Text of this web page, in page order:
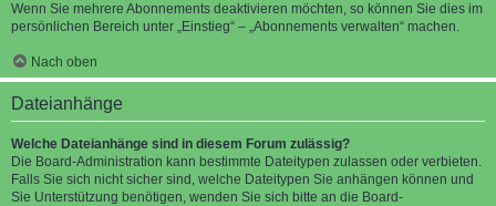
Wenn Sie mehrere Abonnements deaktivieren möchten, so können Sie dies im
persönlichen Bereich unter „Einstieg“ – „Abonnements verwalten“ machen.
Nach oben
Dateianhänge
Welche Dateianhänge sind in diesem Forum zulässig?
Die Board-Administration kann bestimmte Dateitypen zulassen oder verbieten.
Falls Sie sich nicht sicher sind, welche Dateitypen Sie anhängen können und
Sie Unterstützung benötigen, wenden Sie sich bitte an die Board-